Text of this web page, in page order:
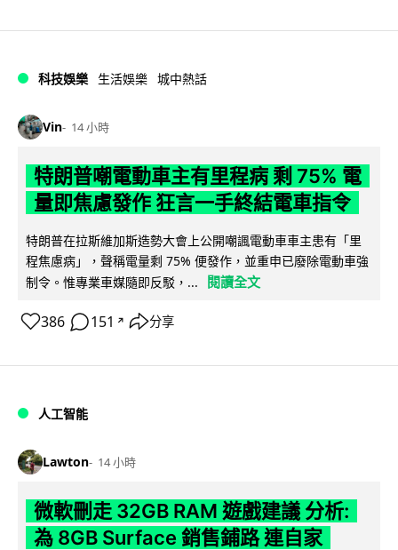
科技娛樂 生活娛樂 城中熱話
Vin 14 小時
特朗普嘲電動車主有里程病 剩 75% 電
量即焦慮發作 狂言一手終結電車指令
特朗普在拉斯維加斯造勢大會上公開嘲諷電動車車主患有「里
程焦慮病」，聲稱電量剩 75% 便發作，並重申已廢除電動車強
制令。惟專業車媒隨即反駁，...
閱讀全文
386 151 ↗ 分享
人工智能
Lawton 14 小時
微軟刪走 32GB RAM 遊戲建議 分析:
為 8GB Surface 銷售鋪路 連自家